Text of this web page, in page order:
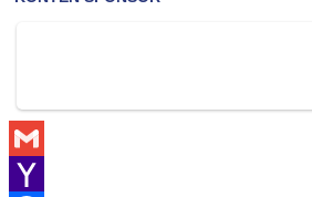
Gmail